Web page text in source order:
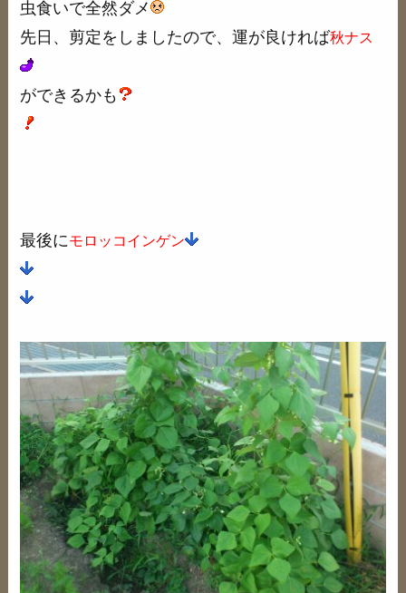
虫食いで全然ダメ
先日、剪定をしましたので、運が良ければ秋ナス
ができるかも
最後にモロッコインゲン